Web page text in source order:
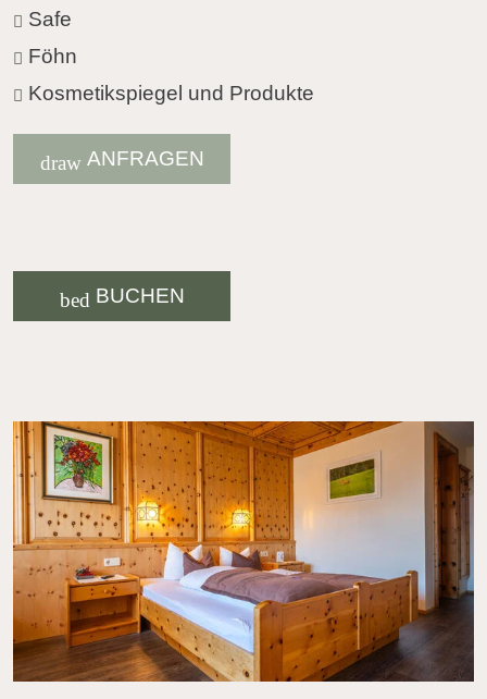
Safe
Föhn
Kosmetikspiegel und Produkte
draw ANFRAGEN
bed BUCHEN